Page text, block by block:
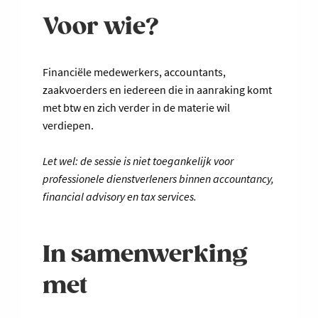
Voor wie?
Financiële medewerkers, accountants,
zaakvoerders en iedereen die in aanraking komt
met btw en zich verder in de materie wil
verdiepen.
Let wel: de sessie is niet toegankelijk voor
professionele dienstverleners binnen accountancy,
financial advisory en tax services.
In samenwerking
met